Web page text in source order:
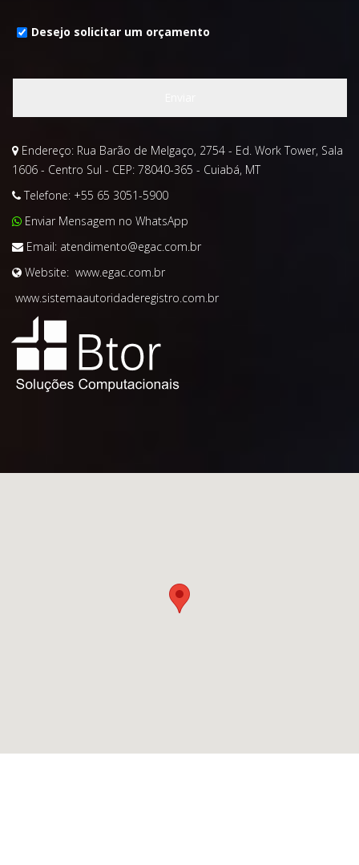
Desejo solicitar um orçamento
Endereço: Rua Barão de Melgaço, 2754 - Ed. Work Tower, Sala
1606 - Centro Sul - CEP: 78040-365 - Cuiabá, MT
Telefone: +55 65 3051-5900
Enviar Mensagem no WhatsApp
Email: atendimento@egac.com.br
Website: www.egac.com.br
www.sistemaautoridaderegistro.com.br